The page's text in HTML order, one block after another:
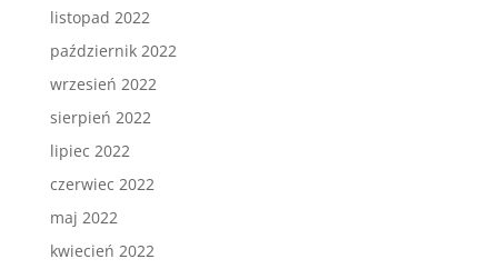
listopad 2022
październik 2022
wrzesień 2022
sierpień 2022
lipiec 2022
czerwiec 2022
maj 2022
kwiecień 2022